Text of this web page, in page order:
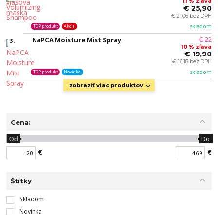
skladom
TOP produkt Akcia
€ 25,90
€ 21,06 bez DPH
3. NaPCA Moisture Mist Spray
skladom
TOP produkt Novinka
€ 22
10 % zľava
€ 19,90
€ 16,18 bez DPH
zobraziť viac produktov
Cena:
€
Od Do
€
Štítky
Skladom
Novinka